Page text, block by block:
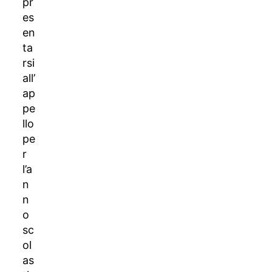
es
en
ta
rsi
all’
ap
pe
llo
pe
r
l’a
n
n
o
sc
ol
as